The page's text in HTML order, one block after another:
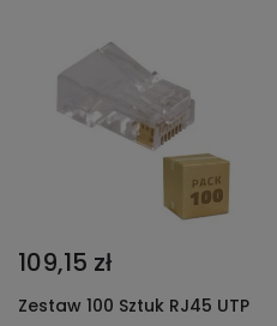
109,15 zł
Zestaw 100 Sztuk RJ45 UTP